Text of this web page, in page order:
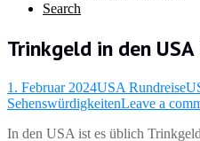
Search
Trinkgeld in den
1. Februar 2024USA Rundreise
SehenswürdigkeitenLeave a
In den USA ist es üblich